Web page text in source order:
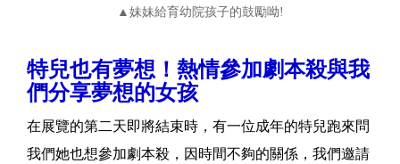
▲妹妹給育幼院孩子的鼓勵呦!
特兒也有夢想！熱情參加劇本殺與我
們分享夢想的女孩
在展覽的第二天即將結束時，有一位成年的特兒跑來問
我們她也想參加劇本殺，因時間不夠的關係，我們邀請